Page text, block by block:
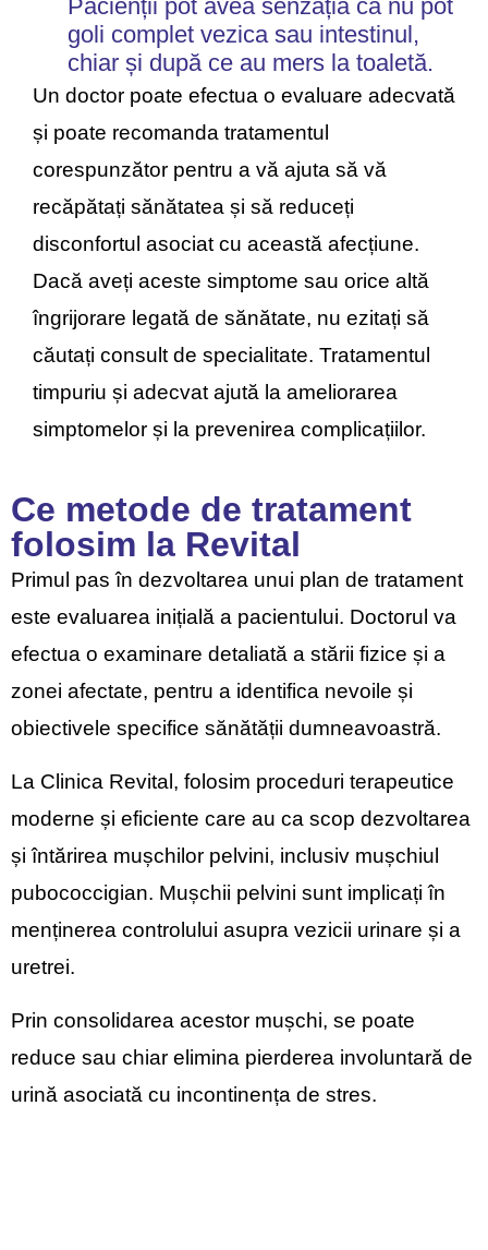
Pacienții pot avea senzația că nu pot
goli complet vezica sau intestinul,
chiar și după ce au mers la toaletă.
Un doctor poate efectua o evaluare adecvată
și poate recomanda tratamentul
corespunzător pentru a vă ajuta să vă
recăpătați sănătatea și să reduceți
disconfortul asociat cu această afecțiune.
Dacă aveți aceste simptome sau orice altă
îngrijorare legată de sănătate, nu ezitați să
căutați consult de specialitate. Tratamentul
timpuriu și adecvat ajută la ameliorarea
simptomelor și la prevenirea complicațiilor.
Ce metode de tratament
folosim la Revital
Primul pas în dezvoltarea unui plan de tratament
este evaluarea inițială a pacientului. Doctorul va
efectua o examinare detaliată a stării fizice și a
zonei afectate, pentru a identifica nevoile și
obiectivele specifice sănătății dumneavoastră.
La Clinica Revital, folosim proceduri terapeutice
moderne și eficiente care au ca scop dezvoltarea
și întărirea mușchilor pelvini, inclusiv mușchiul
pubococcigian. Mușchii pelvini sunt implicați în
menținerea controlului asupra vezicii urinare și a
uretrei.
Prin consolidarea acestor mușchi, se poate
reduce sau chiar elimina pierderea involuntară de
urină asociată cu incontinența de stres.